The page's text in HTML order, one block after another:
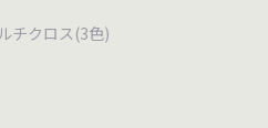
チクロス(3色)